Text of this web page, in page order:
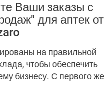
Ваши заказы с
для аптек от
на правильной
чтобы обеспечить
бизнесу. С первого же